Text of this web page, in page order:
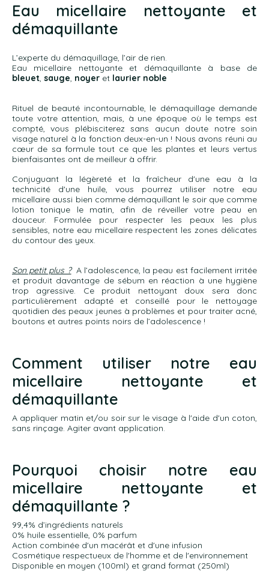
Eau micellaire nettoyante et
démaquillante
L’experte du démaquillage, l’air de rien.
Eau micellaire nettoyante et démaquillante à base de
bleuet, sauge, noyer et laurier noble
Rituel de beauté incontournable, le démaquillage demande
toute votre attention, mais, à une époque où le temps est
compté, vous plébisciterez sans aucun doute notre soin
visage naturel à la fonction deux-en-un ! Nous avons réuni au
cœur de sa formule tout ce que les plantes et leurs vertus
bienfaisantes ont de meilleur à offrir.
Conjuguant la légèreté et la fraîcheur d'une eau à la
technicité d'une huile, vous pourrez utiliser notre eau
micellaire aussi bien comme démaquillant le soir que comme
lotion tonique le matin, afin de réveiller votre peau en
douceur. Formulée pour respecter les peaux les plus
sensibles, notre eau micellaire respectent les zones délicates
du contour des yeux.
Son petit plus ?A l’adolescence, la peau est facilement irritée
et produit davantage de sébum en réaction à une hygiène
trop agressive. Ce produit nettoyant doux sera donc
particulièrement adapté et conseillé pour le nettoyage
quotidien des peaux jeunes à problèmes et pour traiter acné,
boutons et autres points noirs de l’adolescence !
Comment utiliser notre eau
micellaire nettoyante et
démaquillante
A appliquer matin et/ou soir sur le visage à l'aide d'un coton,
sans rinçage. Agiter avant application.
Pourquoi choisir notre eau
micellaire nettoyante et
démaquillante ?
99,4% d’ingrédients naturels
0% huile essentielle, 0% parfum
Action combinée d'un macérât et d'une infusion
Cosmétique respectueux de l'homme et de l'environnement
Disponible en moyen (100ml) et grand format (250ml)